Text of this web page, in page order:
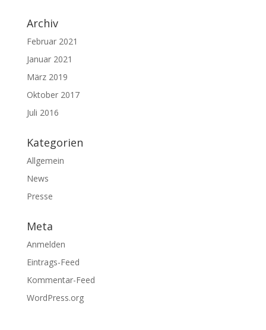
Archiv
Februar 2021
Januar 2021
März 2019
Oktober 2017
Juli 2016
Kategorien
Allgemein
News
Presse
Meta
Anmelden
Eintrags-Feed
Kommentar-Feed
WordPress.org